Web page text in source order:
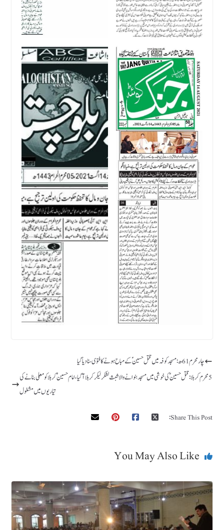
چار محرم 61ھ: مسجد کوفہ میں قتل حسینؑ کے مباح ہونے کا فتوی سنا دیا گیا
5 محرم کربلا : قتل حسین ؑ کی خوشی میں مسجد بنوانے والا شبث لشکرلیکر کربلا آ گیا، امام حسین ؑ کربلا کو معلی بنانے کی
تیاریوں میں مشغول
Share This Post:
You May Also Like